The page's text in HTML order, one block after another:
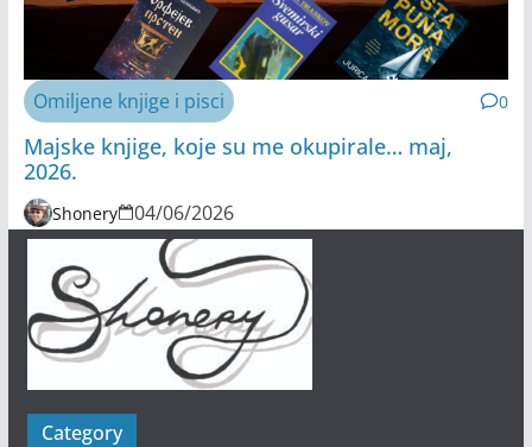
Omiljene knjige i pisci 0
Majske knjige, koje su me okupirale… maj,
2026.
Shonery 04/06/2026
Category